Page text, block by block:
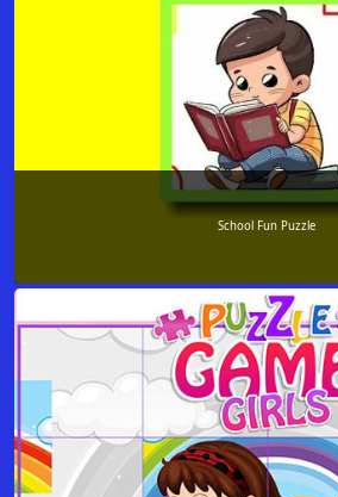
School Fun Puzzle